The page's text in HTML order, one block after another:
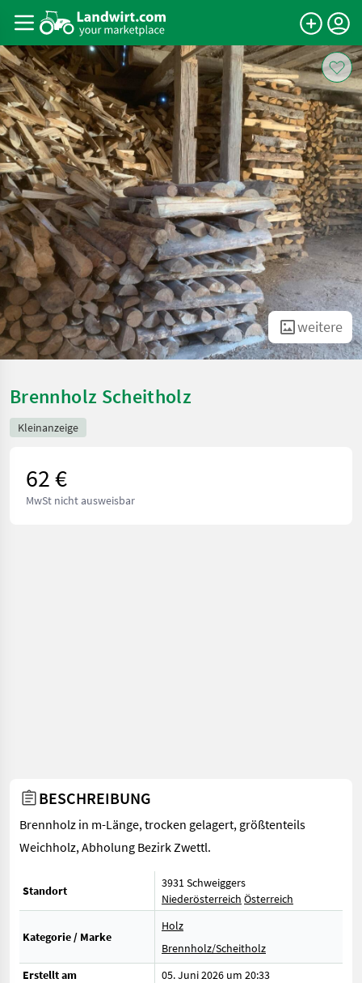
weitere
Brennholz Scheitholz
Kleinanzeige
62 €
MwSt nicht ausweisbar
BESCHREIBUNG
Brennholz in m-Länge, trocken gelagert, größtenteils
Weichholz, Abholung Bezirk Zwettl.
Standort
3931 Schweiggers
Niederösterreich Österreich
Kategorie / Marke
Holz
Brennholz/Scheitholz
Erstellt am
05. Juni 2026 um 20:33